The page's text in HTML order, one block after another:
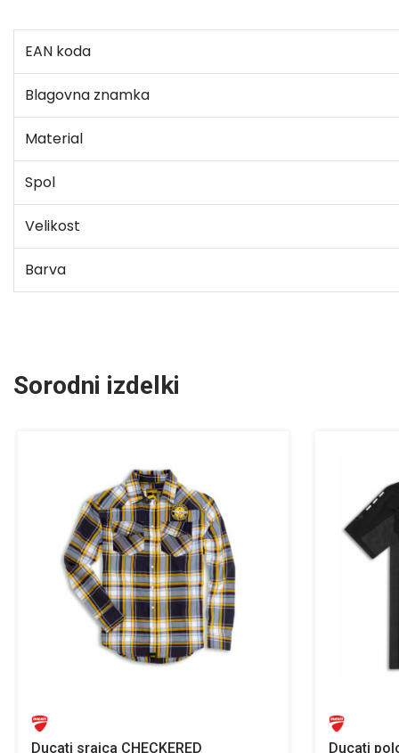
EAN koda
Blagovna znamka
Material
Spol
Velikost
Barva
Sorodni izdelki
Ducati srajca CHECKERED
Ducati